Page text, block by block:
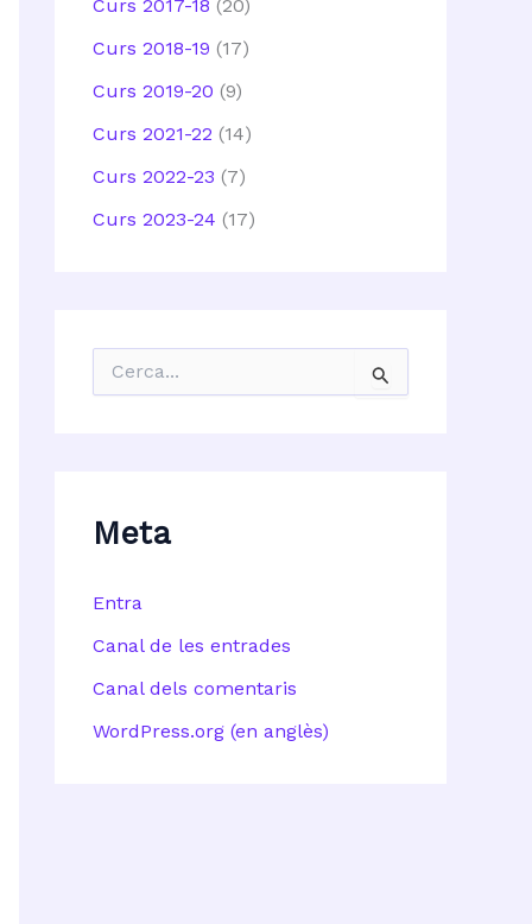
Curs 2017-18 (20)
Curs 2018-19 (17)
Curs 2019-20 (9)
Curs 2021-22 (14)
Curs 2022-23 (7)
Curs 2023-24 (17)
Meta
Entra
Canal de les entrades
Canal dels comentaris
WordPress.org (en anglès)